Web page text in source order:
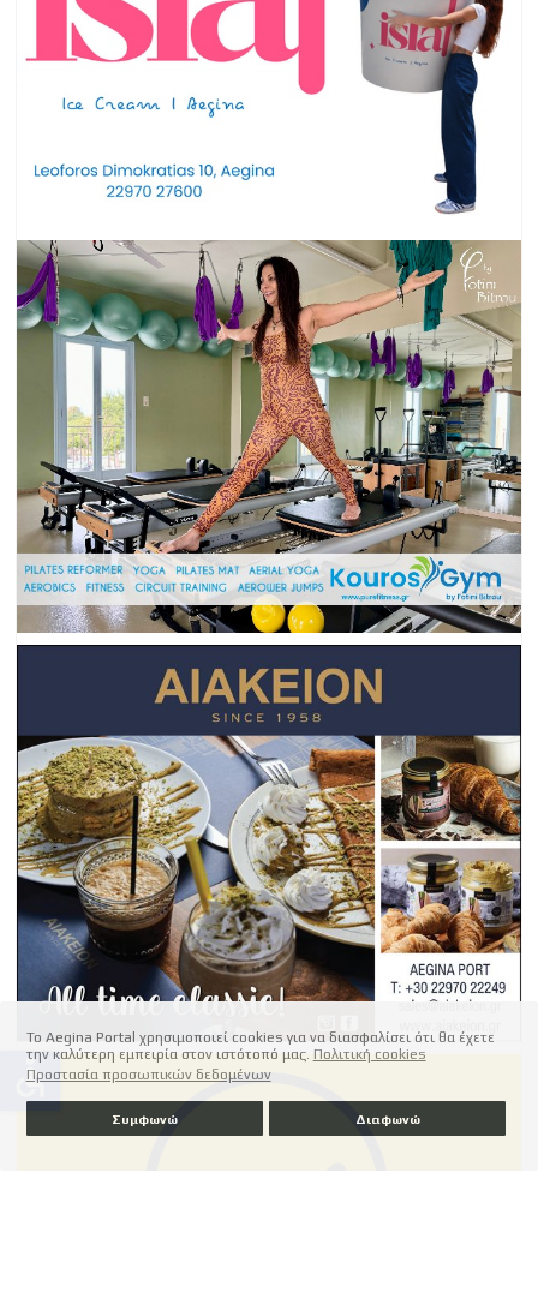
Το Aegina Portal χρησιμοποιεί cookies για να διασφαλίσει ότι θα έχετε
την καλύτερη εμπειρία στον ιστότοπό μας. Πολιτική cookies
Προστασία προσωπικών δεδομένων
Συμφωνώ Διαφωνώ
accessible